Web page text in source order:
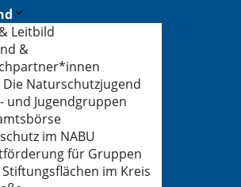
Leitbild
&
Die Naturschutzjugend
und Jugendgruppen
im NABU
für Gruppen
Stiftungsflächen im Kreis